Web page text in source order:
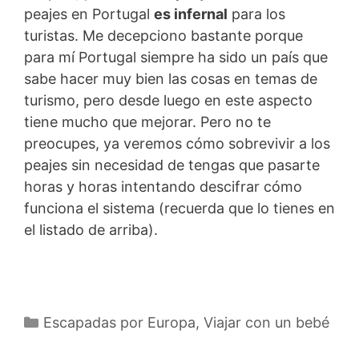
peajes en Portugal es infernal para los
turistas. Me decepciono bastante porque
para mí Portugal siempre ha sido un país que
sabe hacer muy bien las cosas en temas de
turismo, pero desde luego en este aspecto
tiene mucho que mejorar. Pero no te
preocupes, ya veremos cómo sobrevivir a los
peajes sin necesidad de tengas que pasarte
horas y horas intentando descifrar cómo
funciona el sistema (recuerda que lo tienes en
el listado de arriba).
Categorías
Escapadas por Europa, Viajar con un bebé